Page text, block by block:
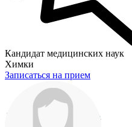
Кандидат медицинских наук
Химки
Записаться на прием